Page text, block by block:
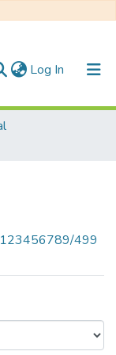
Log In (current)
123456789/499